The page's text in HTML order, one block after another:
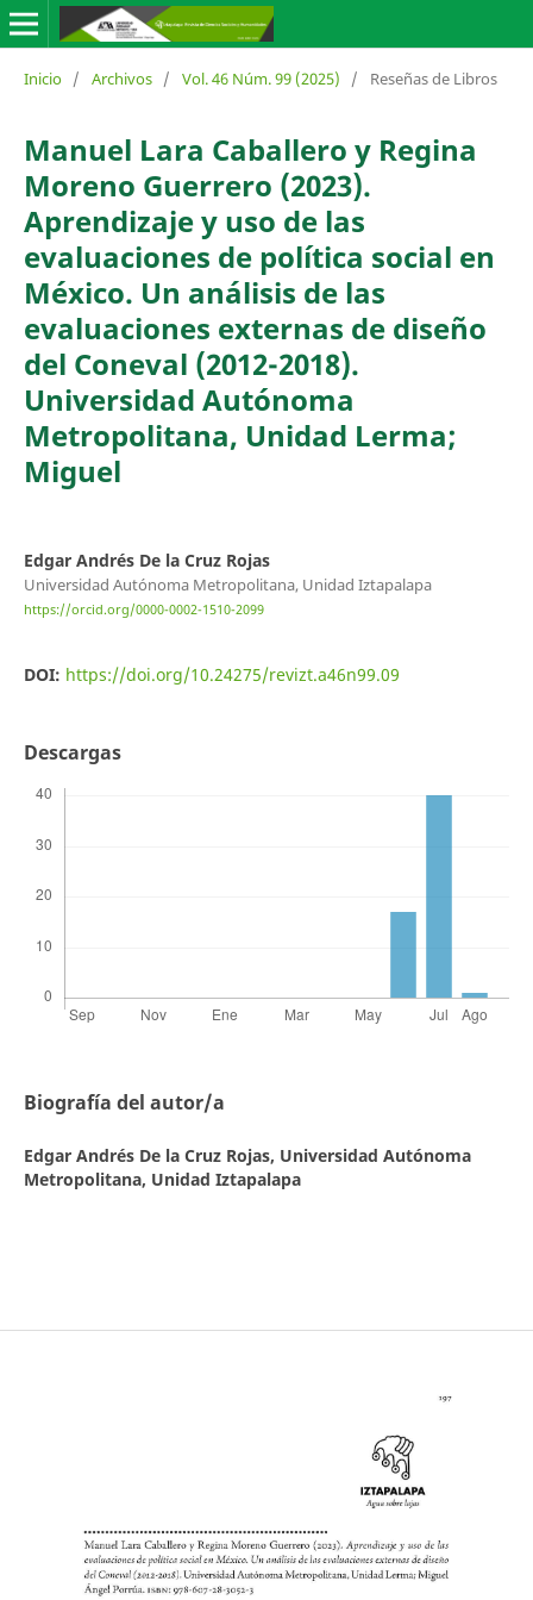
Inicio / Archivos / Vol. 46 Núm. 99 (2025) / Reseñas de Libros
Manuel Lara Caballero y Regina
Moreno Guerrero (2023).
Aprendizaje y uso de las
evaluaciones de política social en
México. Un análisis de las
evaluaciones externas de diseño
del Coneval (2012-2018).
Universidad Autónoma
Metropolitana, Unidad Lerma;
Miguel
Edgar Andrés De la Cruz Rojas
Universidad Autónoma Metropolitana, Unidad Iztapalapa
https://orcid.org/0000-0002-1510-2099
DOI: https://doi.org/10.24275/revizt.a46n99.09
Descargas
Biografía del autor/a
Edgar Andrés De la Cruz Rojas, Universidad Autónoma
Metropolitana, Unidad Iztapalapa